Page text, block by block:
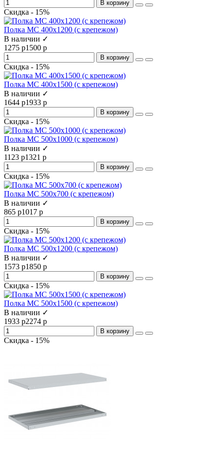
В корзину
Скидка - 15%
Полка МС 400х1200 (с крепежом)
В наличии ✓
1275 р1500 р
В корзину
Скидка - 15%
Полка МС 400х1500 (с крепежом)
В наличии ✓
1644 р1933 р
В корзину
Скидка - 15%
Полка МС 500x1000 (с крепежом)
В наличии ✓
1123 р1321 р
В корзину
Скидка - 15%
Полка МС 500x700 (с крепежом)
В наличии ✓
865 р1017 р
В корзину
Скидка - 15%
Полка МС 500х1200 (с крепежом)
В наличии ✓
1573 р1850 р
В корзину
Скидка - 15%
Полка МС 500х1500 (с крепежом)
В наличии ✓
1933 р2274 р
В корзину
Скидка - 15%